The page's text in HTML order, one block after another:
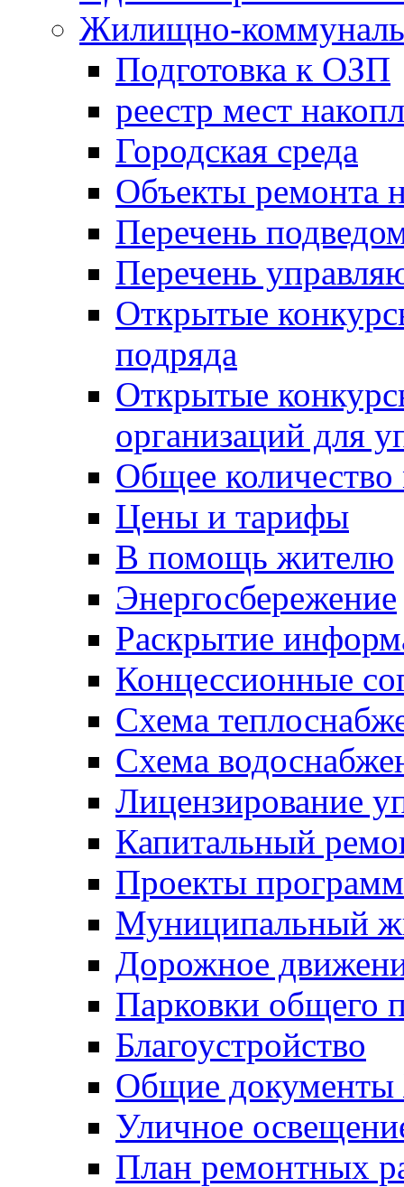
Жилищно-
Подготовка к ОЗП
реестр мест
Городская среда
Объекты ремонта
Перечень
Перечень
Открытые
подряда
Открытые
организаций для
Общее
Цены и тарифы
В помощь жителю
Энергосбережение
Раскрытие
Концессионные
Схема
Схема
Лицензирование
Капитальный
Проекты программ
Муниципальный
Дорожное
Парковки общего
Благоустройство
Общие
Уличное
План ремонтных